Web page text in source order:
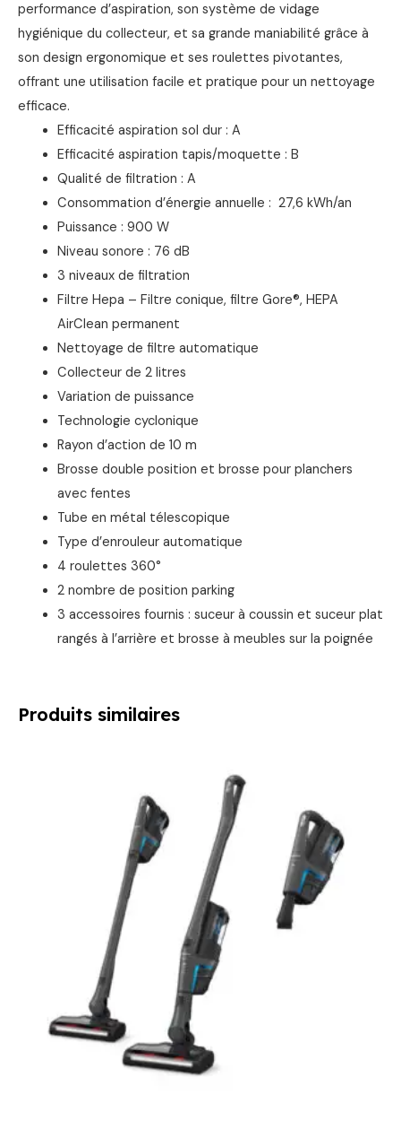
performance d’aspiration, son système de vidage
hygiénique du collecteur, et sa grande maniabilité grâce à
son design ergonomique et ses roulettes pivotantes,
offrant une utilisation facile et pratique pour un nettoyage
efficace.
Efficacité aspiration sol dur : A
Efficacité aspiration tapis/moquette : B
Qualité de filtration : A
Consommation d’énergie annuelle : 27,6 kWh/an
Puissance : 900 W
Niveau sonore : 76 dB
3 niveaux de filtration
Filtre Hepa – Filtre conique, filtre Gore®, HEPA
AirClean permanent
Nettoyage de filtre automatique
Collecteur de 2 litres
Variation de puissance
Technologie cyclonique
Rayon d’action de 10 m
Brosse double position et brosse pour planchers
avec fentes
Tube en métal télescopique
Type d’enrouleur automatique
4 roulettes 360°
2 nombre de position parking
3 accessoires fournis : suceur à coussin et suceur plat
rangés à l’arrière et brosse à meubles sur la poignée
Produits similaires
569,00 €.
est :
489,00 €.